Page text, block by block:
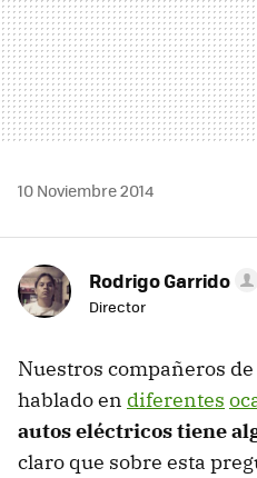
10 Noviembre 2014
Rodrigo Garrido
Director
Nuestros compañeros
hablado en diferentes
autos eléctricos tiene
claro que sobre esta